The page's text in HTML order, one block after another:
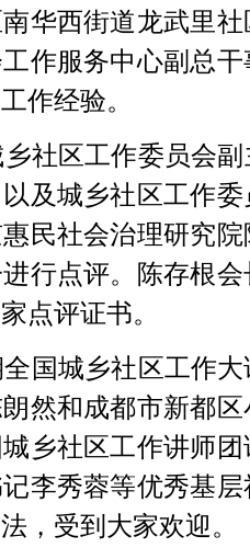
华西街道龙武里
作服务中心副总
作经验。
社区工作委员会
及城乡社区工作
民社会治理研究
行点评。陈存根
点评证书。
国城乡社区工作
然和成都市新都
乡社区工作讲师
李秀蓉等优秀基
，受到大家欢迎。